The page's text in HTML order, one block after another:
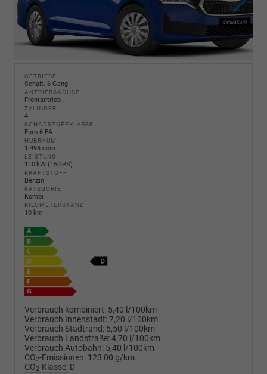
GETRIEBE
Schalt. 6-Gang
ANTRIEBSACHSE
Frontantrieb
ZYLINDER
4
SCHADSTOFFKLASSE
Euro 6 EA
HUBRAUM
1.498 ccm
LEISTUNG
110 kW (150 PS)
KRAFTSTOFF
Benzin
KATEGORIE
Kombi
KILOMETERSTAND
10 km
Verbrauch kombiniert: 5,40 l/100km
Verbrauch Innenstadt:7,20 l/100km
Verbrauch Stadtrand: 5,50 l/100km
Verbrauch Landstraße:4,70 l/100km
Verbrauch Autobahn: 5,40 l/100km
CO2-Emissionen: 123,00 g/km
CO2-Klasse: D